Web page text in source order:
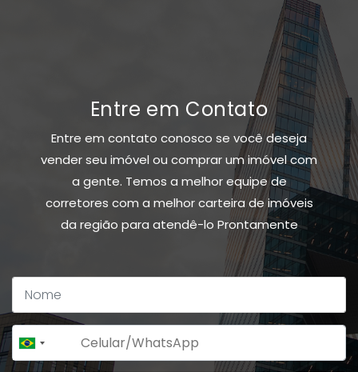
Entre em Contato
Entre em contato conosco se você deseja
vender seu imóvel ou comprar um imóvel com
a gente. Temos a melhor equipe de
corretores com a melhor carteira de imóveis
da região para atendê-lo Prontamente
Brazil
+55